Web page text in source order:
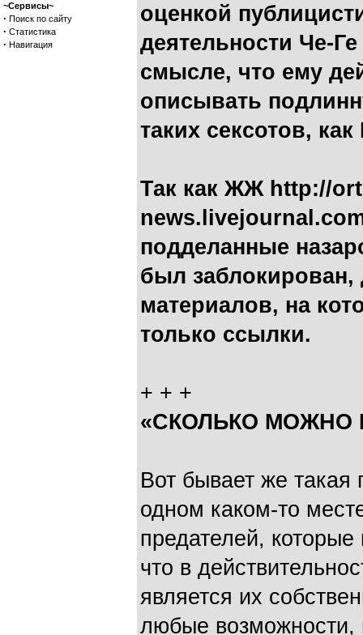
~Сервисы~
· Поиск по сайту
· Статистика
· Навигация
оценкой
деятельности Че-
смысле, что ему
описывать
таких сексотов,
Так как ЖЖ http://
подделанные
был
материалов, на
только ссылки.
+ + +
«СКОЛЬКО МОЖНО
Вот бывает же такая
одном каком-то
предателей, которые
что в
является их
любые возможности,